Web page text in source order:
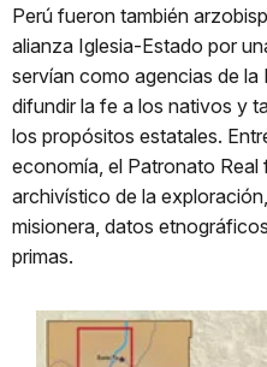
Perú fueron también
alianza Iglesia-Estado por
servían como agencias de la
difundir la fe a los nativos y
los propósitos estatales.
economía, el Patronato Real
archivístico de la
misionera, datos
primas.